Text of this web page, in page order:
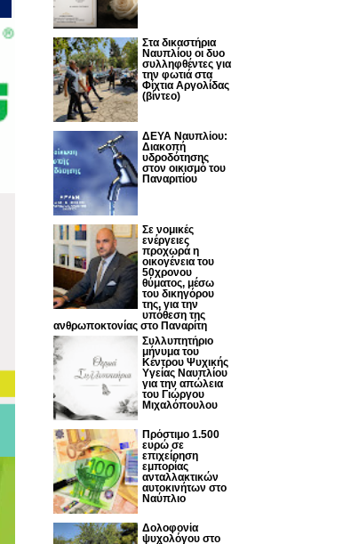
Στα δικαστήρια
Ναυπλίου οι δυο
συλληφθέντες για
την φωτιά στα
Φίχτια Αργολίδας
(βίντεο)
ΔΕΥΑ Ναυπλίου:
Διακοπή
υδροδότησης
στον οικισμό του
Παναριτίου
Σε νομικές
ενέργειες
προχωρά η
οικογένεια του
50χρονου
θύματος, μέσω
του δικηγόρου
της, για την
υπόθεση της
ανθρωποκτονίας στο Παναρίτη
Συλλυπητήριο
μήνυμα του
Κέντρου Ψυχικής
Υγείας Ναυπλίου
για την απώλεια
του Γιώργου
Μιχαλόπουλου
Πρόστιμο 1.500
ευρώ σε
επιχείρηση
εμπορίας
ανταλλακτικών
αυτοκινήτων στο
Ναύπλιο
Δολοφονία
ψυχολόγου στο